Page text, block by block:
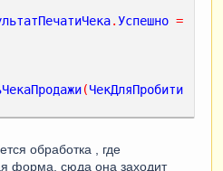
.Успешно =
(ЧекДляПробити
,
обработка , где
форма. сюда она заходит